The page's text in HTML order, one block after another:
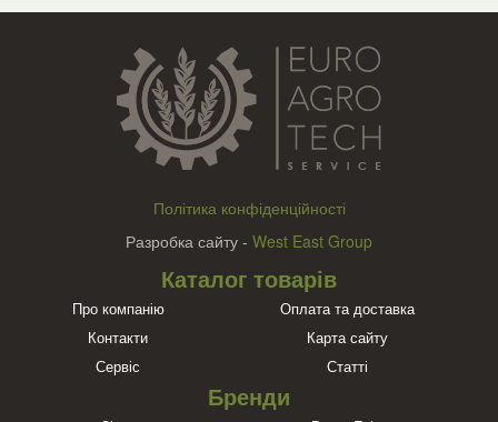
Політика конфіденційності
Разробка сайту - West East Group
Каталог товарів
Про компанію
Оплата та доставка
Контакти
Карта сайту
Сервіс
Статті
Бренди